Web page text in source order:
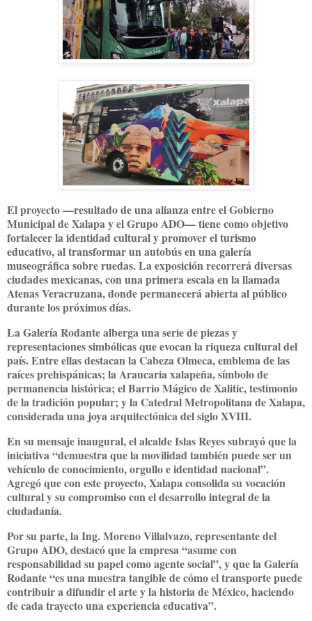
El proyecto —resultado de unaalianza entre el Gobierno
Municipal de Xalapa y el Grupo ADO— tiene como objetivo
fortalecer la identidad cultural y promover el turismo
educativo, al transformar un autobús en una galería
museográfica sobre ruedas. La exposición recorrerá diversas
ciudades mexicanas, con una primera escala en la llamada
Atenas Veracruzana, donde permanecerá abierta al público
durante los próximos días.
LaGalería Rodantealberga una serie de piezas y
representaciones simbólicas que evocan la riqueza cultural del
país. Entre ellas destacanla Cabeza Olmeca, emblema de las
raíces prehispánicas; la Araucaria xalapeña, símbolo de
permanencia histórica; elBarrio Mágico de Xalitic, testimonio
de la tradición popular; y laCatedral Metropolitana de Xalapa,
considerada una joya arquitectónica del siglo XVIII.
En su mensaje inaugural, elalcalde Islas Reyessubrayó que la
iniciativa “demuestra que la movilidad también puede ser un
vehículo de conocimiento, orgullo e identidad nacional”.
Agregó que con este proyecto, Xalapa consolida su vocación
cultural y su compromiso con el desarrollo integral de la
ciudadanía.
Por su parte, laIng. Moreno Villalvazo, representante del
Grupo ADO, destacó que la empresa “asume con
responsabilidad su papel como agente social”, y que la Galería
Rodante “es una muestra tangible de cómo el transporte puede
contribuir a difundir el arte y la historia de México, haciendo
de cada trayecto una experiencia educativa”.